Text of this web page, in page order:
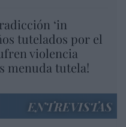
‘in
tutelados por el
violencia
menuda tutela!
ENTREVISTAS